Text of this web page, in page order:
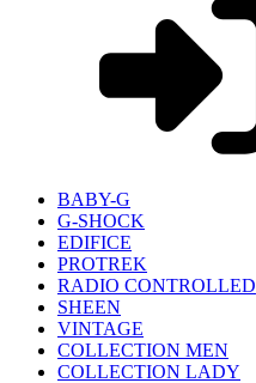
BABY-G
G-SHOCK
EDIFICE
PROTREK
RADIO CONTROLLED
SHEEN
VINTAGE
COLLECTION MEN
COLLECTION LADY